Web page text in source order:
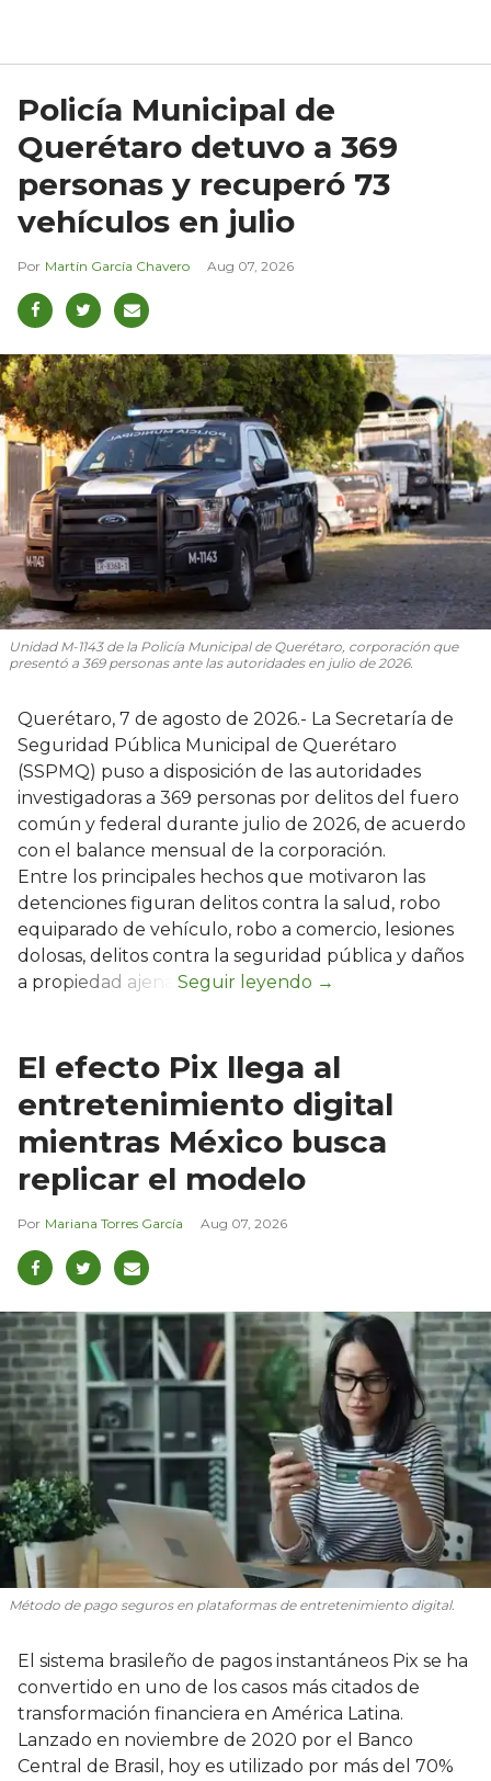
Policía Municipal de
Querétaro detuvo a 369
personas y recuperó 73
vehículos en julio
Martín García Chavero Aug 07, 2026
Unidad M-1143 de la Policía Municipal de Querétaro, corporación que
presentó a 369 personas ante las autoridades en julio de 2026.
Querétaro, 7 de agosto de 2026.- La Secretaría de
Seguridad Pública Municipal de Querétaro
(SSPMQ) puso a disposición de las autoridades
investigadoras a 369 personas por delitos del fuero
común y federal durante julio de 2026, de acuerdo
con el balance mensual de la corporación.
Entre los principales hechos que motivaron las
detenciones figuran delitos contra la salud, robo
equiparado de vehículo, robo a comercio, lesiones
dolosas, delitos contra la seguridad pública y daños
a propiedad ajena.
El efecto Pix llega al
entretenimiento digital
mientras México busca
replicar el modelo
Mariana Torres García Aug 07, 2026
Método de pago seguros en plataformas de entretenimiento digital.
El sistema brasileño de pagos instantáneos Pix se ha
convertido en uno de los casos más citados de
transformación financiera en América Latina.
Lanzado en noviembre de 2020 por el Banco
Central de Brasil, hoy es utilizado por más del 70%